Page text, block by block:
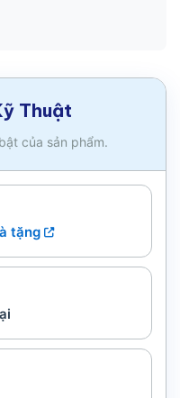
Thuật
của sản phẩm.
tặng